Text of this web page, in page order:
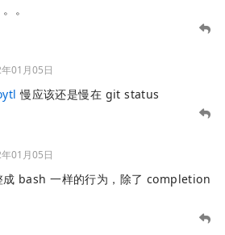
。
01月05日
慢应该还是慢在 git status
01月05日
成 bash 一样的行为，除了 completion